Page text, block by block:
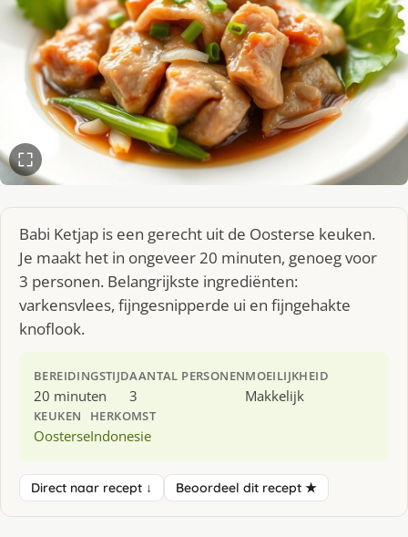
Babi Ketjap is een gerecht uit de Oosterse keuken.
Je maakt het in ongeveer 20 minuten, genoeg voor
3 personen. Belangrijkste ingrediënten:
varkensvlees, fijngesnipperde ui en fijngehakte
knoflook.
BEREIDINGSTIJD
20 minuten
AANTAL PERSONEN
3
MOEILIJKHEID
Makkelijk
KEUKEN
Oosterse
HERKOMST
Indonesie
Direct naar recept ↓ Beoordeel dit recept ★